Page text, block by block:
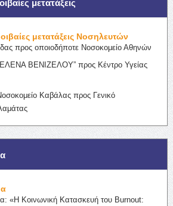
μετατάξεις
μετατάξεις Νοσηλευτών
προς οποιοδήποτε Νοσοκομείο Αθηνών
ΒΕΝΙΖΕΛΟΥ” προς Κέντρο Υγείας
Καβάλας προς Γενικό
«Η Κοινωνική Κατασκευή του Burnout: